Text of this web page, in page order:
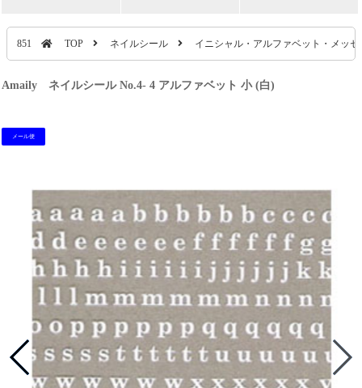
851 TOP ネイルシール イニシャル・アルファベット・メッ
Amaily ネイルシール No.4- 4 アルファベット 小 (白)
メール便